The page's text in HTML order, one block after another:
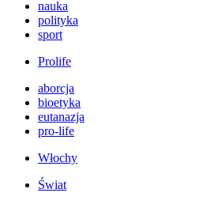
nauka
polityka
sport
Prolife
aborcja
bioetyka
eutanazja
pro-life
Włochy
Świat